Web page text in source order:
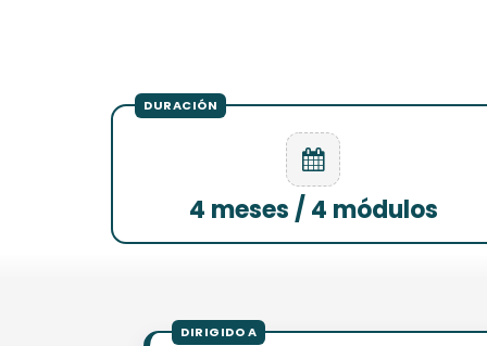
4 meses / 4 módulos